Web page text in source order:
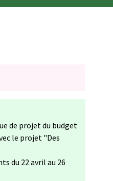
de projet du budget
le projet "Des
du 22 avril au 26